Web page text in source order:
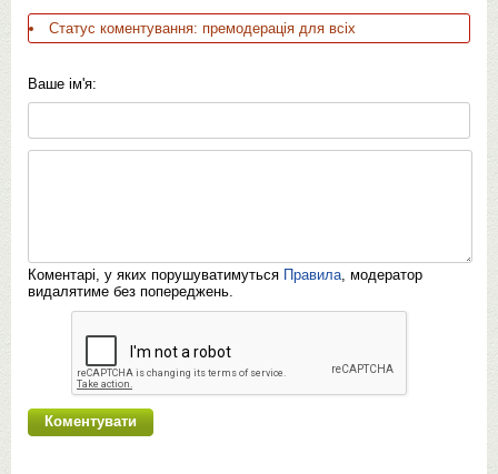
Статус коментування: премодерація для всіх
Ваше ім'я:
Коментарі, у яких порушуватимуться Правила , модератор
видалятиме без попереджень.